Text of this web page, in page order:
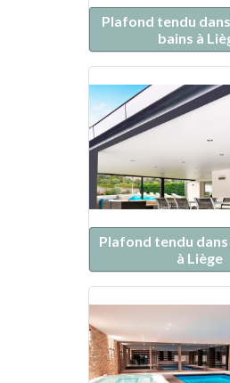
Plafond tendu
bains à
Plafond tendu
à Liège